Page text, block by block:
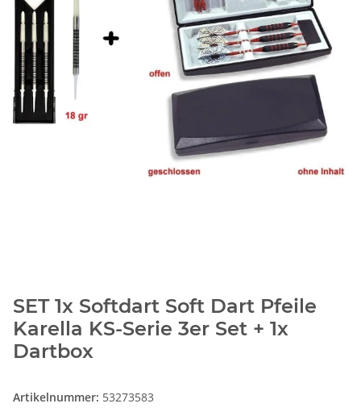
SET 1x Softdart Soft Dart Pfeile
Karella KS-Serie 3er Set + 1x
Dartbox
Artikelnummer: 53273583